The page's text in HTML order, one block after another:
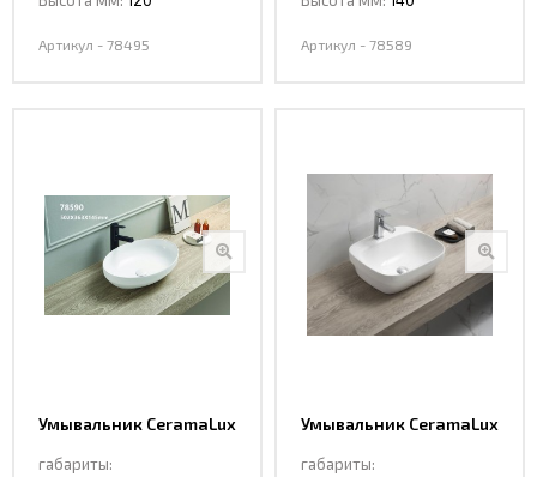
Артикул - 78495 Артикул - 78589
Умывальник CeramaLux
габариты:
Умывальник CeramaLux
габариты: